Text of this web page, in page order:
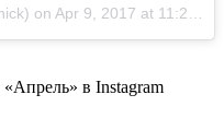
on Apr 9, 2017 at 11:27pm PDT
«Апрель» в Instagram